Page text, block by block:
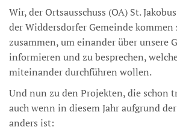
Wir, der Ortsausschuss (OA) St.
der Widdersdorfer Gemeinde
zusammen, um einander über unsere
informieren und zu besprechen,
miteinander durchführen wollen.
Und nun zu den Projekten, die schon
auch wenn in diesem Jahr aufgrund
anders ist: